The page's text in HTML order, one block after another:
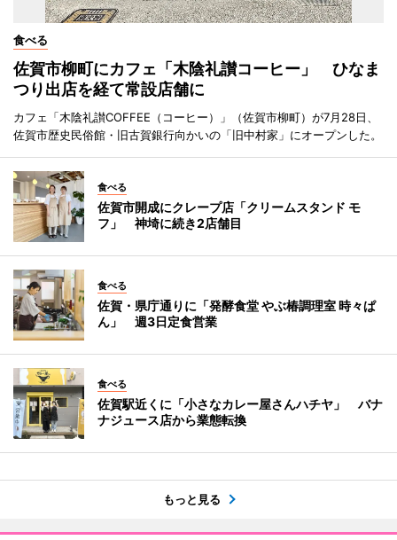
食べる
佐賀市柳町にカフェ「木陰礼讃コーヒー」 ひなま
つり出店を経て常設店舗に
カフェ「木陰礼讃COFFEE（コーヒー）」（佐賀市柳町）が7月28日、
佐賀市歴史民俗館・旧古賀銀行向かいの「旧中村家」にオープンした。
食べる
佐賀市開成にクレープ店「クリームスタンド モ
フ」 神埼に続き2店舗目
食べる
佐賀・県庁通りに「発酵食堂 やぶ椿調理室 時々ぱ
ん」 週3日定食営業
食べる
佐賀駅近くに「小さなカレー屋さんハチヤ」 バナ
ナジュース店から業態転換
もっと見る